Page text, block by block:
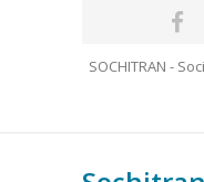
SOCHITRAN -